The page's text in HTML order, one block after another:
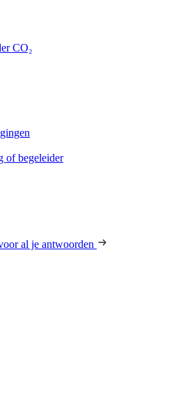
CO₂
of begeleider
al je antwoorden